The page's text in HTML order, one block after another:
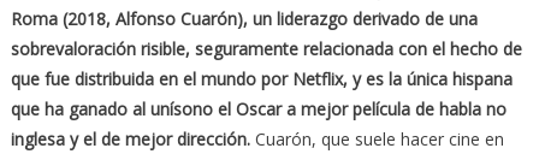
Roma (2018, Alfonso Cuarón), un liderazgo derivado de una
sobrevaloración risible, seguramente relacionada con el hecho de
que fue distribuida en el mundo por Netflix, y es la única hispana
que ha ganado al unísono el Oscar a mejor película de habla no
inglesa y el de mejor dirección.Cuarón, que suele hacer cine en